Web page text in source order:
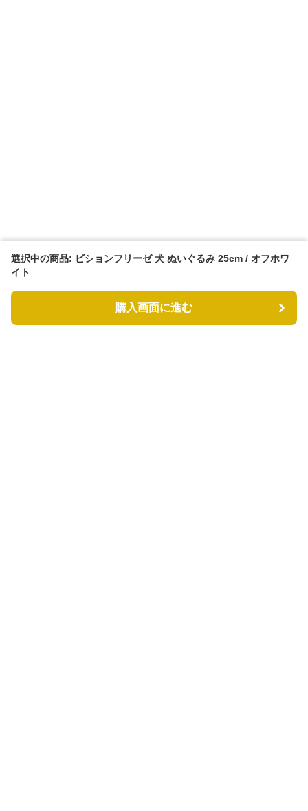
選択中の商品: ビションフリーゼ 犬 ぬいぐるみ 25cm / オフホワ
イト
購入画面に進む